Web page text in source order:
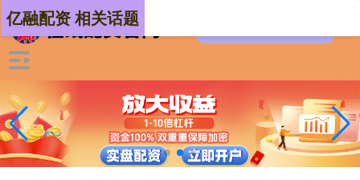
亿融配资 相关话题